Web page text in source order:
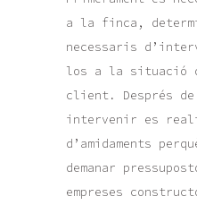
a la finca,
necessaris
los a la situació
client. Després
intervenir es
d’amidaments
demanar
empreses